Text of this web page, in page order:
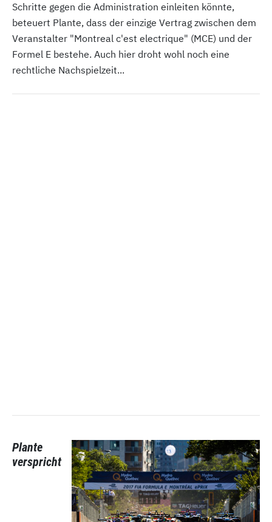
Schritte gegen die Administration einleiten könnte,
beteuert Plante, dass der einzige Vertrag zwischen dem
Veranstalter "Montreal c'est electrique" (MCE) und der
Formel E bestehe. Auch hier droht wohl noch eine
rechtliche Nachspielzeit...
Plante
verspricht